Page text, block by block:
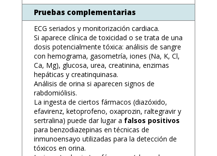
Pruebas complementarias
ECG seriados y monitorización cardiaca.
Si aparece clínica de toxicidad o se trata de una
dosis potencialmente tóxica: análisis de sangre
con hemograma, gasometría, iones (Na, K, Cl,
Ca, Mg), glucosa, urea, creatinina, enzimas
hepáticas y creatinquinasa.
Análisis de orina si aparecen signos de
rabdomiólisis.
La ingesta de ciertos fármacos (diazóxido,
efavirenz, ketoprofeno, oxaprozin, raltegravir y
sertralina) puede dar lugar a falsos positivos
para benzodiazepinas en técnicas de
inmunoensayo utilizadas para la detección de
tóxicos en orina.